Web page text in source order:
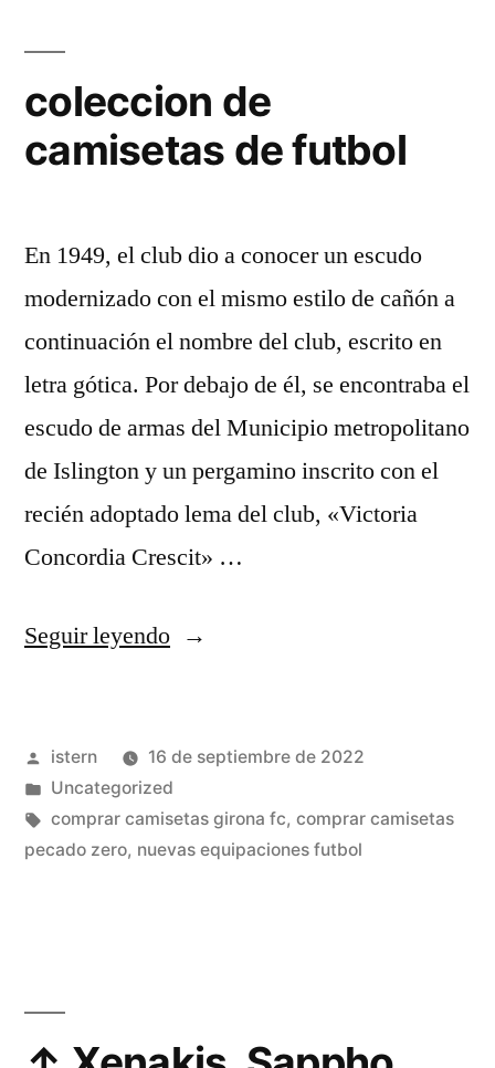
coleccion de
camisetas de futbol
En 1949, el club dio a conocer un escudo
modernizado con el mismo estilo de cañón a
continuación el nombre del club, escrito en
letra gótica. Por debajo de él, se encontraba el
escudo de armas del Municipio metropolitano
de Islington y un pergamino inscrito con el
recién adoptado lema del club, «Victoria
Concordia Crescit» …
Seguir leyendo«coleccion
de
futbol»
Publicado
por
istern
16 de septiembre de 2022
Publicado
en
Uncategorized
Etiquetas:
comprar camisetas girona fc, comprar camisetas
pecado zero, nuevas equipaciones futbol